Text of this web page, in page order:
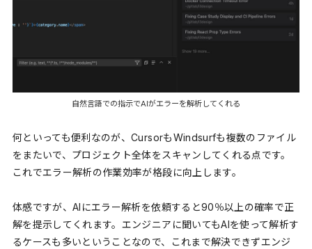
自然言語での指示でAIがエラーを解析してくれる
何といっても便利なのが、CursorもWindsurfも複数のファイル
をまたいで、プロジェクト全体をスキャンしてくれる点です。
これでエラー解析の作業効率が格段に向上します。
体感ですが、AIにエラー解析を依頼すると90％以上の確率で正
解を提示してくれます。エンジニアに聞いてもAIを使って解析す
るケースも多いということなので、これまで解決できずエンジ